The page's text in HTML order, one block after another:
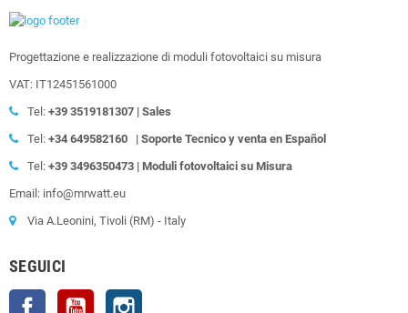
Progettazione e realizzazione di moduli fotovoltaici su misura
VAT: IT12451561000
Tel: +39 3519181307 | Sales
Tel: +34 649582160 | Soporte Tecnico y venta en Español
Tel: +39 3496350473 | Moduli fotovoltaici su Misura
Email: info@mrwatt.eu
Via A.Leonini, Tivoli (RM) - Italy
SEGUICI
Facebook YouTube